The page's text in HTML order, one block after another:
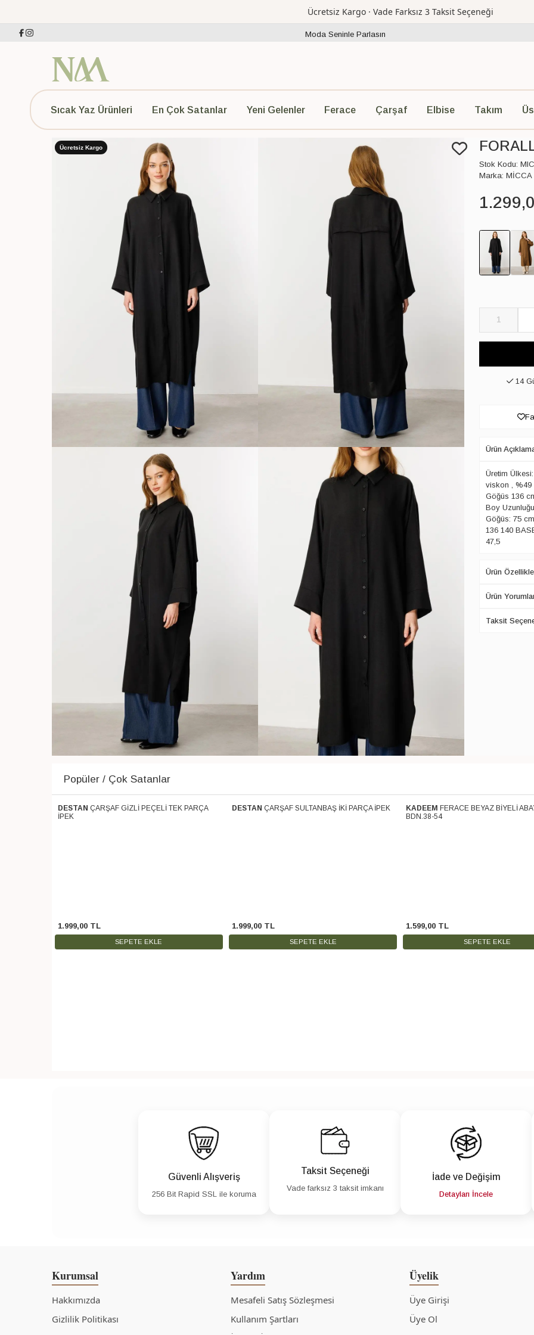
Ücretsiz Kargo · Vade Farksız 3 Taksit Seçeneği
Moda Seninle Parlasın
Sıcak Yaz Ürünleri En Çok Satanlar Yeni Gelenler Ferace Çarşaf Elbise Takım
Ücretsiz Kargo
Stok Kodu:
Marka: MİCCA
1.299,
1
14
Ürün
Üretim
viskon , %49
Göğüs 136
Boy
Göğüs: 75
136 140
47,5
Ürün
Ürün
Taksit
Popüler / Çok Satanlar
Ücretsiz Kargo
DESTAN ÇARŞAF GİZLİ PEÇELİ TEK PARÇA
İPEK
1.999,00 TL
SEPETE EKLE
Ücretsiz Kargo
DESTAN ÇARŞAF SULTANBAŞ İKİ PARÇA İPEK
1.999,00 TL
SEPETE EKLE
Ücretsiz Kargo
KADEEM FERACE BEYAZ BİYELİ
BDN.38-54
1.599,00 TL
SEPETE EKLE
Güvenli Alışveriş
256 Bit Rapid SSL ile koruma
Taksit Seçeneği
Vade farksız 3 taksit imkanı
İade ve Değişim
Detayları İncele
Kurumsal
Hakkımızda
Gizlilik Politikası
Yardım
Mesafeli Satış Sözleşmesi
Kullanım Şartları
Üyelik
Üye Girişi
Üye Ol